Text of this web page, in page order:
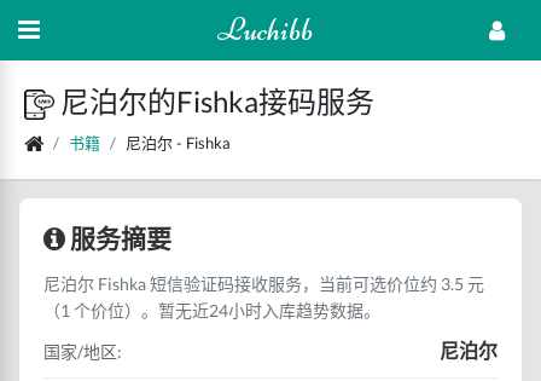
Luchibb
尼泊尔的Fishka接码服务
书籍 尼泊尔 - Fishka
服务摘要
尼泊尔 Fishka 短信验证码接收服务，当前可选价位约 3.5 元
（1 个价位）。暂无近24小时入库趋势数据。
国家/地区:
尼泊尔